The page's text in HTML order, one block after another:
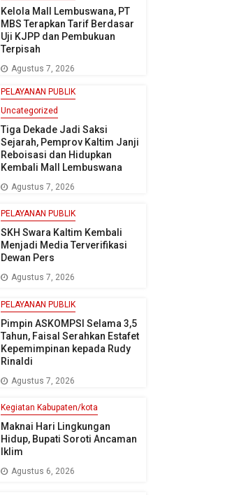
Kelola Mall Lembuswana, PT
MBS Terapkan Tarif Berdasar
Uji KJPP dan Pembukuan
Terpisah
Agustus 7, 2026
PELAYANAN PUBLIK
Uncategorized
Tiga Dekade Jadi Saksi
Sejarah, Pemprov Kaltim Janji
Reboisasi dan Hidupkan
Kembali Mall Lembuswana
Agustus 7, 2026
PELAYANAN PUBLIK
SKH Swara Kaltim Kembali
Menjadi Media Terverifikasi
Dewan Pers
Agustus 7, 2026
PELAYANAN PUBLIK
Pimpin ASKOMPSI Selama 3,5
Tahun, Faisal Serahkan Estafet
Kepemimpinan kepada Rudy
Rinaldi
Agustus 7, 2026
Kegiatan Kabupaten/kota
Maknai Hari Lingkungan
Hidup, Bupati Soroti Ancaman
Iklim
Agustus 6, 2026